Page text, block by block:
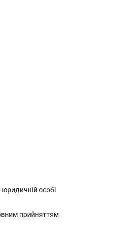
юридичній особі
прийняттям